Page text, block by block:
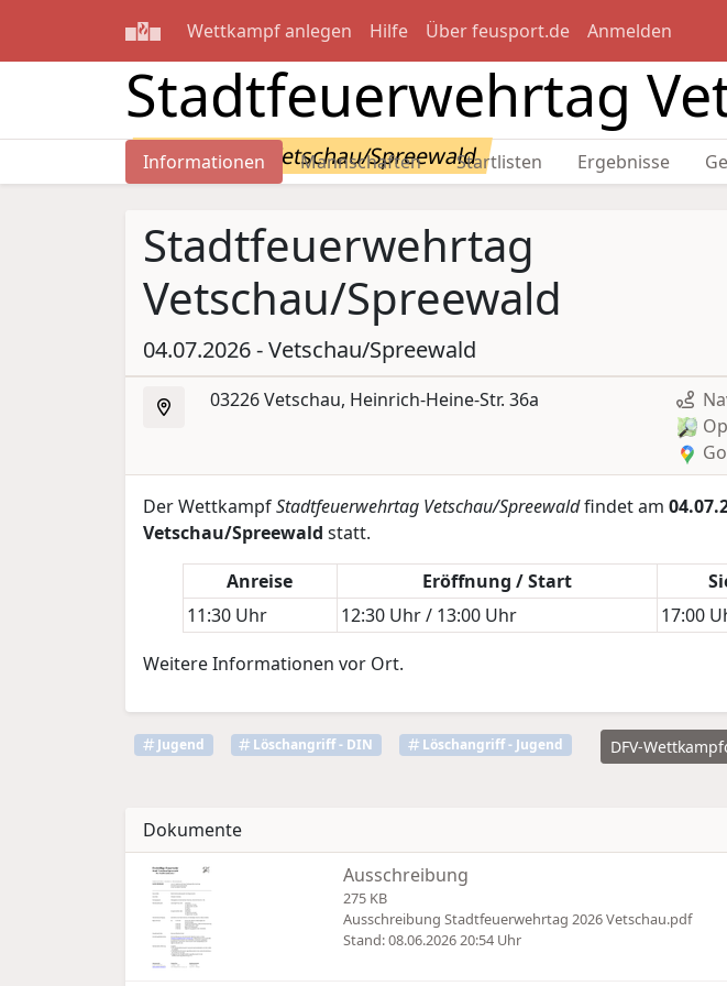
Wettkampf anlegen Hilfe Über feusport.de Anmelden
Stadtfeuerwehrtag
04.07.2026 - Vetschau/Spreewald
Informationen Mannschaften Startlisten Ergebnisse
Stadtfeuerwehrtag
Vetschau/Spreewald
04.07.2026 - Vetschau/Spreewald
03226 Vetschau, Heinrich-Heine-Str. 36a
Der WettkampfStadtfeuerwehrtag Vetschau/Spreewaldfindet am
Vetschau/Spreewald statt.
Anreise
Eröffnung / Start
11:30 Uhr
12:30 Uhr / 13:00 Uhr
17:00
Weitere Informationen vor Ort.
Jugend Löschangriff - DIN Löschangriff - Jugend DFV-
Dokumente
Ausschreibung
275 KB
Ausschreibung Stadtfeuerwehrtag 2026 Vetschau.pdf
Stand: 08.06.2026 20:54 Uhr